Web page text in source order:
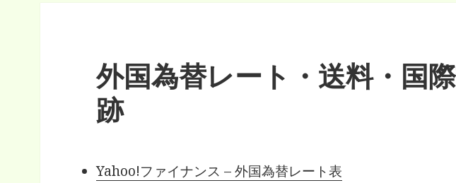
外国為替レート・送料・国
跡
Yahoo!ファイナンス – 外国為替レート表